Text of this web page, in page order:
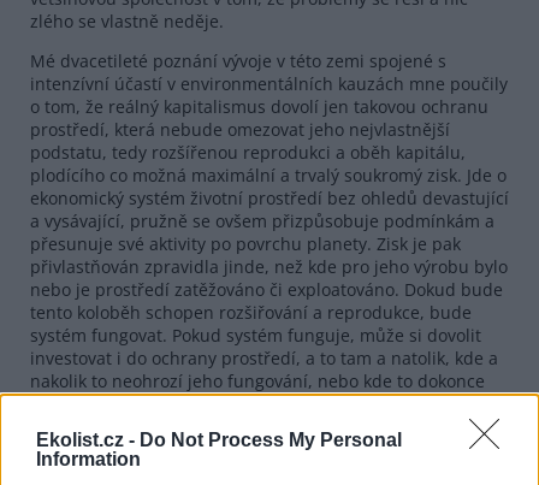
Ekolist.cz - Do Not Process My Personal
Information
zlého se vlastně neděje.
Mé dvacetileté poznání vývoje v této zemi spojené s
intenzívní účastí v environmentálních kauzách mne poučily
o tom, že reálný kapitalismus dovolí jen takovou ochranu
prostředí, která nebude omezovat jeho nejvlastnější
podstatu, tedy rozšířenou reprodukci a oběh kapitálu,
plodícího co možná maximální a trvalý soukromý zisk. Jde o
ekonomický systém životní prostředí bez ohledů devastující
a vysávající, pružně se ovšem přizpůsobuje podmínkám a
přesunuje své aktivity po povrchu planety. Zisk je pak
přivlastňován zpravidla jinde, než kde pro jeho výrobu bylo
nebo je prostředí zatěžováno či exploatováno. Dokud bude
tento koloběh schopen rozšiřování a reprodukce, bude
systém fungovat. Pokud systém funguje, může si dovolit
investovat i do ochrany prostředí, a to tam a natolik, kde a
nakolik to neohrozí jeho fungování, nebo kde to dokonce
Pokud by se však měla zastavit šílená, akcelerující
antropogenní devastace a degradace biosféry, bylo by